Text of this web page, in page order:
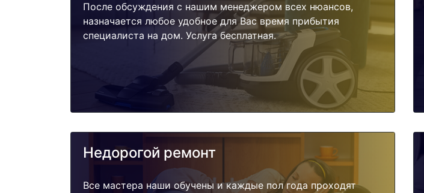
После обсуждения с нашим менеджером всех нюансов,
назначается любое удобное для Вас время прибытия
специалиста на дом. Услуга бесплатная.
Недорогой ремонт
Все мастера наши обучены и каждые пол года проходят